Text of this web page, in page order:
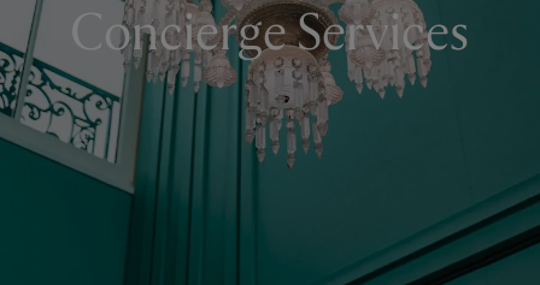
Concierge Services